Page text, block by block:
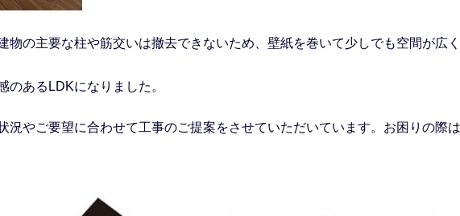
物の主要な柱や筋交いは撤去できないため、壁紙を巻いて少しでも空間が広
のあるLDKになりました。
況やご要望に合わせて工事のご提案をさせていただいています。お困りの際